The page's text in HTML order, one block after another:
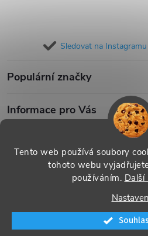
Tento web používá soubory
tohoto webu
používáním. Další
Sledovat na Instagramu
Populární značky
Informace pro Vás
Vytvořil
Copyright 2026 .
nastavení